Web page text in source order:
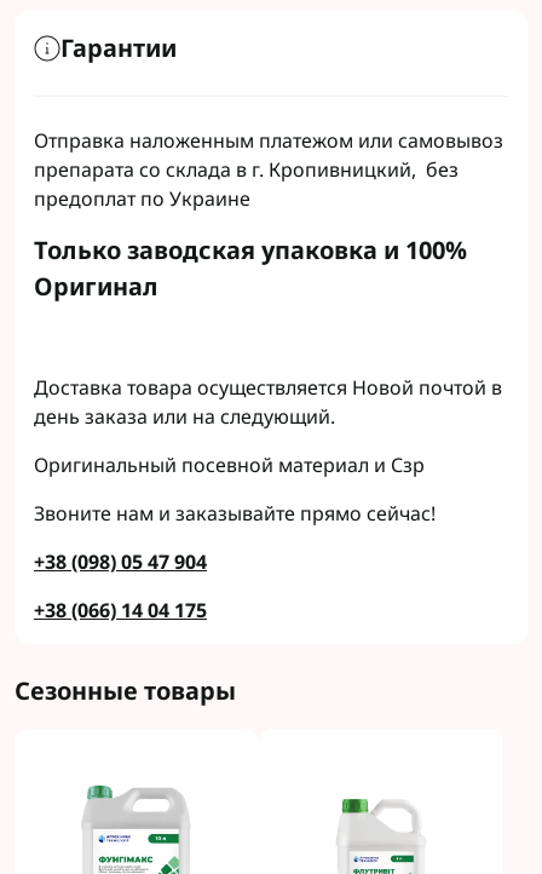
Гарантии
Отправка наложенным платежом или самовывоз
препарата со склада в г. Кропивницкий, без
предоплат по Украине
Только заводская упаковка и 100%
Оригинал
Доставка товара осуществляется Новой почтой в
день заказа или на следующий.
Оригинальный посевной материал и Сзр
Звоните нам и заказывайте прямо сейчас!
+38 (098) 05 47 904
+38 (066) 14 04 175
Сезонные товары